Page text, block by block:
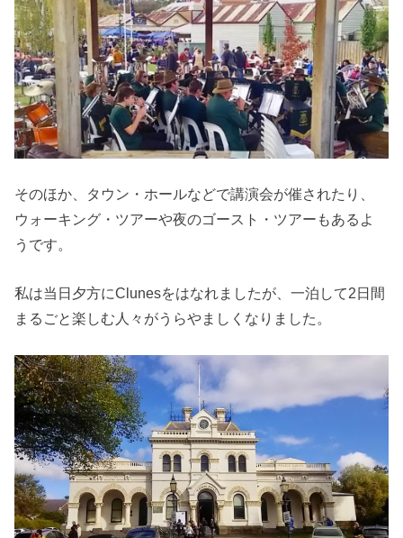
そのほか、タウン・ホールなどで講演会が催されたり、
ウォーキング・ツアーや夜のゴースト・ツアーもあるよ
うです。
私は当日夕方にClunesをはなれましたが、一泊して2日間
まるごと楽しむ人々がうらやましくなりました。